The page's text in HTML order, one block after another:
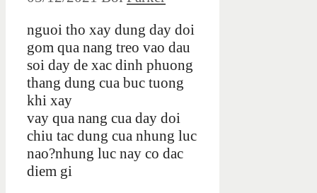
nguoi tho xay dung day doi
gom qua nang treo vao dau
soi day de xac dinh phuong
thang dung cua buc tuong
khi xay
vay qua nang cua day doi
chiu tac dung cua nhung luc
nao?nhung luc nay co dac
diem gi